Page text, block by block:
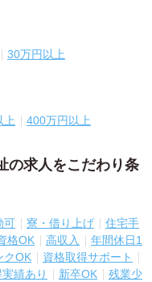
30万円以上
上 400万円以上
の求人をこだわり条
可 寮・借り上げ
住宅手
格OK 高収入
年間休日1
クOK
資格取得サポート
績あり 新卒OK
残業少